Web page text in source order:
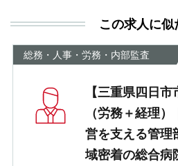
この求人に似
総務・人事・労務・内部監査
【三重県四日
（労務＋経理
営を支える管理
域密着の総合病